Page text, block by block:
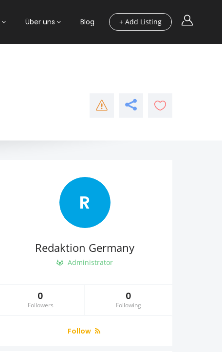
+ Add Listing
Über uns Blog
R
Redaktion Germany
Administrator
0
Followers
0
Following
Follow